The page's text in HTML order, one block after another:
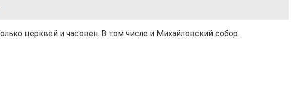
церквей и часовен. В том числе и Михайловский собор.